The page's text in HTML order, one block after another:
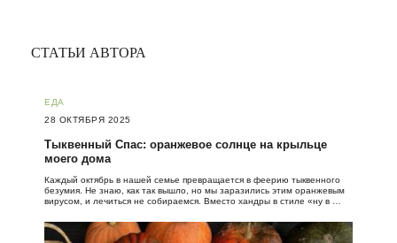
СТАТЬИ АВТОРА
ЕДА
28 ОКТЯБРЯ 2025
Тыквенный Спас: оранжевое солнце на крыльце
моего дома
Каждый октябрь в нашей семье превращается в феерию тыквенного
безумия. Не знаю, как так вышло, но мы заразились этим оранжевым
вирусом, и лечиться не собираемся. Вместо хандры в стиле «ну в …